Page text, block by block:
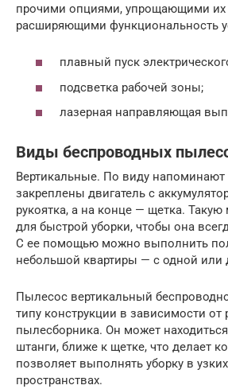
прочими опциями, упрощающими их
расширяющими функциональность
плавный пуск
подсветка рабочей зоны;
лазерная направляющая
Виды беспроводных
Вертикальные. По виду
закреплены двигатель с
рукоятка, а на конце — щетка.
для быстрой уборки, чтобы она
С ее помощью можно выполнить
небольшой квартиры — с одной или
Пылесос вертикальный
типу конструкции в зависимости от
пылесборника. Он может
штанги, ближе к щетке, что делает
позволяет выполнять уборку в
пространствах.